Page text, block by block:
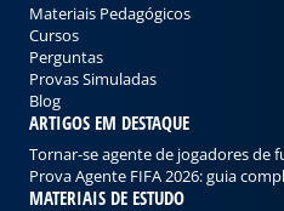
Materiais Pedagógicos
Cursos
Perguntas
Provas Simuladas
Blog
ARTIGOS EM DESTAQUE
Tornar-se agente de jogadores de
Prova Agente FIFA 2026: guia
MATERIAIS DE ESTUDO